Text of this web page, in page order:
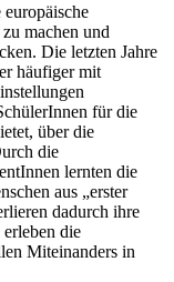
machen und
Die letzten Jahre
häufiger mit
für die
über die
die
lernten die
aus „erster
dadurch ihre
die
Miteinanders in